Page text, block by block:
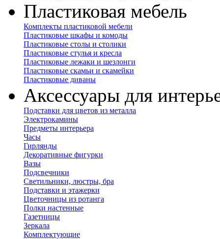
Пластиковая мебель
Комплекты пластиковой мебели
Пластиковые шкафы и комоды
Пластиковые столы и столики
Пластиковые стулья и кресла
Пластиковые лежаки и шезлонги
Пластиковые скамьи и скамейки
Пластиковые диваны
Аксессуары для
Подставки для цветов из металла
Электрокамины
Предметы интерьера
Часы
Гирлянды
Декоративные фигурки
Вазы
Подсвечники
Светильники, люстры, бра
Подставки и этажерки
Цветочницы из ротанга
Полки настенные
Газетницы
Зеркала
Комплектующие